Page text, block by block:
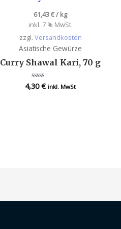
61,43€/ kg
inkl. 7 % MwSt.
zzgl. Versandkosten
Asiatische Gewürze
Curry Shawal Kari, 70 g
Bewertet
4,30€ inkl. MwSt